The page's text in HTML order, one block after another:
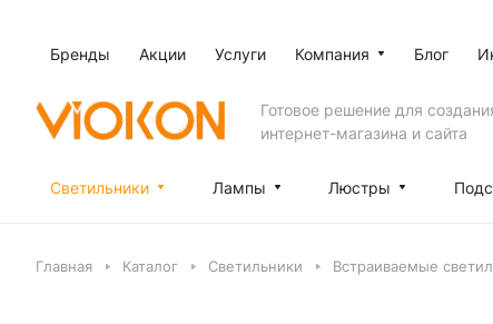
Бренды Акции Услуги Компания Блог
Готовое решение для
интернет-магазина и сайта
Светильники Лампы Люстры
Главная Каталог Светильники Встраиваемые